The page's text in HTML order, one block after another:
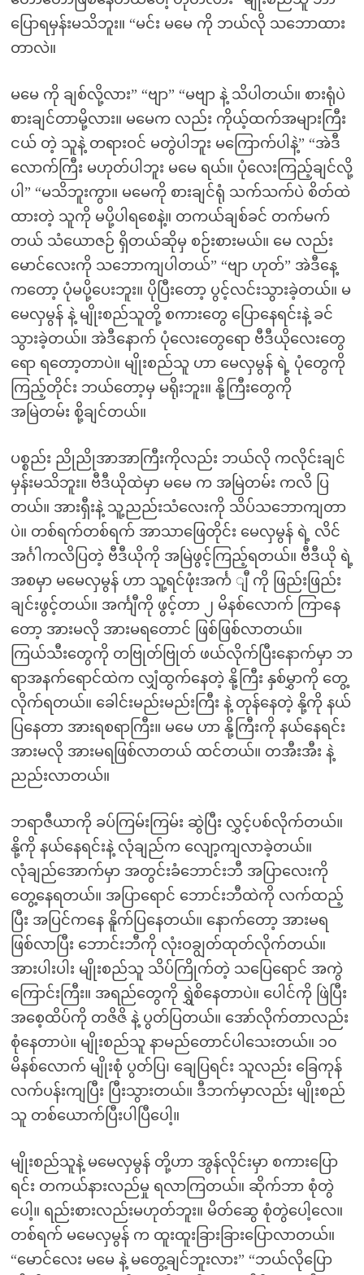
ပြောရမှန်းမသိဘူး။ “မင်း မမေ ကို ဘယ်လို သဘောထား
တာလဲ။
မမေ ကို ချစ်လို့လား” “ဗျာ” “မဗျာ နဲ့ သိပါတယ်။ စားရုံပဲ
စားချင်တာမို့လား။ မမေက လည်း ကိုယ့်ထက်အများကြီး
ငယ် တဲ့ သူနဲ့ တရားဝင် မတွဲပါဘူး မကြောက်ပါနဲ့” “အဲဒီ
လောက်ကြီး မဟုတ်ပါဘူး မမေ ရယ်။ ပုံလေးကြည့်ချင်လို့
ပါ” “မသိဘူးကွာ။ မမေကို စားချင်ရုံ သက်သက်ပဲ စိတ်ထဲ
ထားတဲ့ သူကို မပို့ပါရစေနဲ့။ တကယ်ချစ်ခင် တက်မက်
တယ် သံယောဇဉ် ရှိတယ်ဆိုမှ စဉ်းစားမယ်။ မေ လည်း
မောင်လေးကို သဘောကျပါတယ်” “ဗျာ ဟုတ်” အဲဒီနေ့
ကတော့ ပုံမပို့ပေးဘူး။ ပိုပြီးတော့ ပွင့်လင်းသွားခဲ့တယ်။ မ
မေလှမွန် နဲ့ မျိုးစည်သူတို့ စကားတွေ ပြောနေရင်းနဲ့ ခင်
သွားခဲ့တယ်။ အဲဒီနောက် ပုံလေးတွေရော ဗီဒီယိုလေးတွေ
ရော ရတော့တာပဲ။ မျိုးစည်သူ ဟာ မေလှမွန် ရဲ့ ပုံတွေကို
ကြည့်တိုင်း ဘယ်တော့မှ မရိုးဘူး။ နို့ကြီးတွေကို
အမြဲတမ်း စို့ချင်တယ်။
ပစ္စည်း ညိုညိုအာအာကြီးကိုလည်း ဘယ်လို ကလိုင်းချင်
မှန်းမသိဘူး။ ဗီဒီယိုထဲမှာ မမေ က အမြဲတမ်း ကလိ ပြ
တယ်။ အားရှီးနဲ့ သူ့ညည်းသံလေးကို သိပ်သဘောကျတာ
ပဲ။ တစ်ရက်တစ်ရက် အာသာဖြေတိုင်း မေလှမွန် ရဲ့ လိင်
အင်္ဂါကလိပြတဲ့ ဗီဒီယိုကို အမြဲဖွင့်ကြည့်ရတယ်။ ဗီဒီယို ရဲ့
အစမှာ မမေလှမွန် ဟာ သူ့ရင်ဖုံးအင်္က ျီ ကို ဖြည်းဖြည်း
ချင်းဖွင့်တယ်။ အင်္ကျီကို ဖွင့်တာ ၂ မိနစ်လောက် ကြာနေ
တော့ အားမလို အားမရတောင် ဖြစ်ဖြစ်လာတယ်။
ကြယ်သီးတွေကို တဗြုတ်ဗြုတ် ဖယ်လိုက်ပြီးနောက်မှာ ဘ
ရာအနက်ရောင်ထဲက လျှံထွက်နေတဲ့ နို့ကြီး နှစ်မွှာကို တွေ့
လိုက်ရတယ်။ ခေါင်းမည်းမည်းကြီး နဲ့ တုန်နေတဲ့ နို့ကို နယ်
ပြနေတာ အားရစရာကြီး။ မမေ ဟာ နို့ကြီးကို နယ်နေရင်း
အားမလို အားမရဖြစ်လာတယ် ထင်တယ်။ တအီးအီး နဲ့
ညည်းလာတယ်။
ဘရာဇီယာကို ခပ်ကြမ်းကြမ်း ဆွဲပြီး လွှင့်ပစ်လိုက်တယ်။
နို့ကို နယ်နေရင်းနဲ့ လုံချည်က လျော့ကျလာခဲ့တယ်။
လုံချည်အောက်မှာ အတွင်းခံဘောင်းဘီ အပြာလေးကို
တွေ့နေရတယ်။ အပြာရောင် ဘောင်းဘီထဲကို လက်ထည့်
ပြီး အပြင်ကနေ နိူက်ပြနေတယ်။ နောက်တော့ အားမရ
ဖြစ်လာပြီး ဘောင်းဘီကို လုံးဝချွတ်ထုတ်လိုက်တယ်။
အားပါးပါး မျိုးစည်သူ သိပ်ကြိုက်တဲ့ သပြေရောင် အကွဲ
ကြောင်းကြီး။ အရည်တွေကို ရွှဲစိနေတာပဲ။ ပေါင်ကို ဖြဲပြီး
အစေ့ထိပ်ကို တဇိဇိ နဲ့ ပွတ်ပြတယ်။ အော်လိုက်တာလည်း
စုံနေတာပဲ။ မျိုးစည်သူ နာမည်တောင်ပါသေးတယ်။ ၁၀
မိနစ်လောက် မျိုးစုံ ပွတ်ပြ၊ ချေပြရင်း သူလည်း ခြေကုန်
လက်ပန်းကျပြီး ပြီးသွားတယ်။ ဒီဘက်မှာလည်း မျိုးစည်
သူ တစ်ယောက်ပြီးပါပြီပေါ့။
မျိုးစည်သူနဲ့ မမေလှမွန် တို့ဟာ အွန်လိုင်းမှာ စကားပြော
ရင်း တကယ်နားလည်မှု ရလာကြတယ်။ ဆိုက်ဘာ စုံတွဲ
ပေါ့။ ရည်းစားလည်းမဟုတ်ဘူး။ မိတ်ဆွေ စုံတွဲပေါ့လေ။
တစ်ရက် မမေလှမွန် က ထူးထူးခြားခြားပြောလာတယ်။
“မောင်လေး မမေ နဲ့ မတွေ့ချင်ဘူးလား” “ဘယ်လိုပြော